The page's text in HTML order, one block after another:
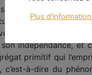
le contenir : à
incompatible
mainte­nant
indépendance, et
primitif qui
c’est-à-dire du
Plus